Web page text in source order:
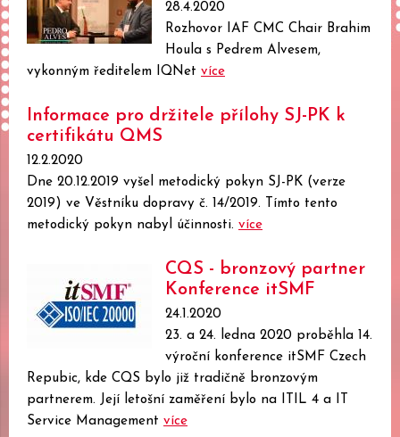
28.4.2020
Rozhovor IAF CMC Chair Brahim
Houla s Pedrem Alvesem,
vykonným ředitelem IQNet více
Informace pro držitele přílohy SJ-PK k
certifikátu QMS
12.2.2020
Dne 20.12.2019 vyšel metodický pokyn SJ-PK (verze
2019) ve Věstníku dopravy č. 14/2019. Tímto tento
metodický pokyn nabyl účinnosti. více
CQS - bronzový partner
Konference itSMF
24.1.2020
23. a 24. ledna 2020 proběhla 14.
výroční konference itSMF Czech
Repubic, kde CQS bylo již tradičně bronzovým
partnerem. Její letošní zaměření bylo na ITIL 4 a IT
Service Management více